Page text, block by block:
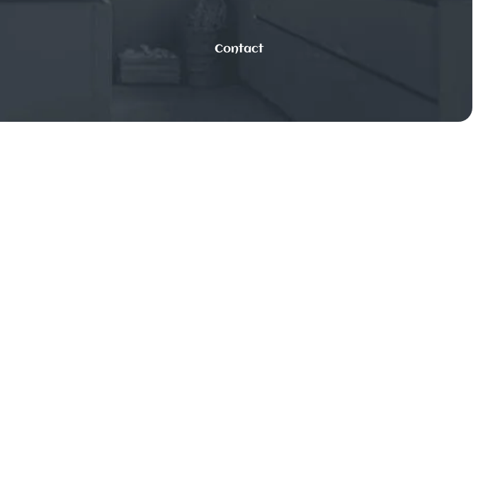
Contact